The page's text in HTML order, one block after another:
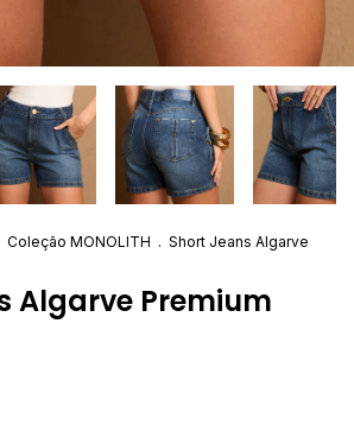
Coleção MONOLITH . Short Jeans Algarve
Algarve Premium